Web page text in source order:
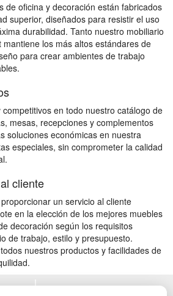
de oficina y decoración están fabricados
superior, diseñados para resistir el uso
durabilidad. Tanto nuestro mobiliario
los más altos estándares de
para crear ambientes de trabajo
en todo nuestro catálogo de
mesas, recepciones y complementos
soluciones económicas en nuestra
especiales, sin comprometer la calidad
cliente
un servicio al cliente
en la elección de los mejores muebles
decoración según los requisitos
de trabajo, estilo y presupuesto.
nuestros productos y facilidades de